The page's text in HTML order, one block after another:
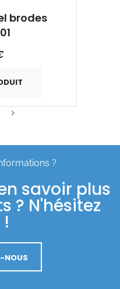
brodes
?
savoir plus
? N'hésitez
NOUS